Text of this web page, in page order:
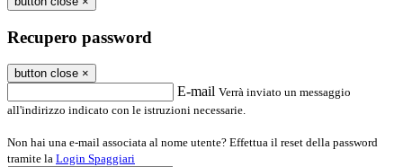
Recupero password
button close ×
E-mail Verrà inviato un messaggio
all'indirizzo indicato con le istruzioni necessarie.
Non hai una e-mail associata al nome utente? Effettua il reset della password
tramite la Login Spaggiari